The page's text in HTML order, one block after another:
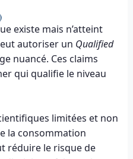
existe mais n’atteint
autoriser un Qualified
nuancé. Ces claims
qui qualifie le niveau
limitées et non
la consommation
réduire le risque de